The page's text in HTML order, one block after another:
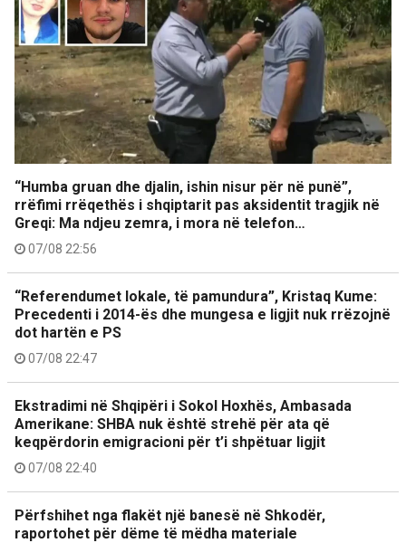
“Humba gruan dhe djalin, ishin nisur për në punë”,
rrëfimi rrëqethës i shqiptarit pas aksidentit tragjik në
Greqi: Ma ndjeu zemra, i mora në telefon…
07/08 22:56
“Referendumet lokale, të pamundura”, Kristaq Kume:
Precedenti i 2014-ës dhe mungesa e ligjit nuk rrëzojnë
dot hartën e PS
07/08 22:47
Ekstradimi në Shqipëri i Sokol Hoxhës, Ambasada
Amerikane: SHBA nuk është strehë për ata që
keqpërdorin emigracioni për t’i shpëtuar ligjit
07/08 22:40
Përfshihet nga flakët një banesë në Shkodër,
raportohet për dëme të mëdha materiale